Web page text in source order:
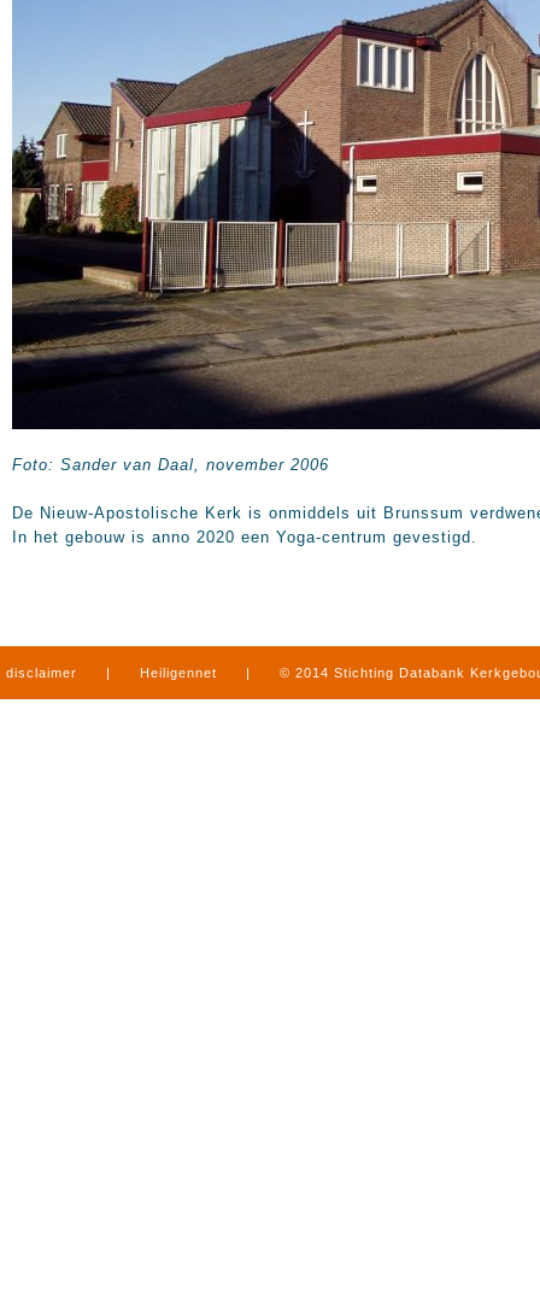
Foto: Sander van Daal, november 2006
De Nieuw-Apostolische Kerk is onmiddels uit Brunssum
In het gebouw is anno 2020 een Yoga-centrum gevestigd.
disclaimer | Heiligennet | © 2014 Stichting Databank